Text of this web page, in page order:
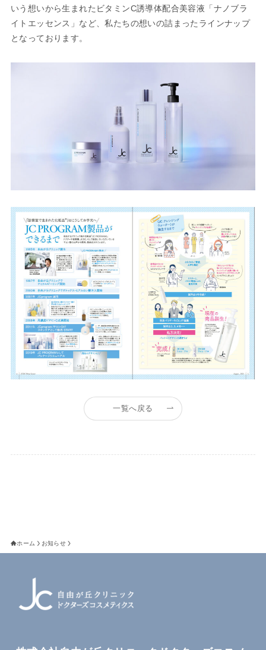
いう想いから生まれたビタミンC誘導体配合美容液「ナノブラ
イトエッセンス」など、私たちの想いの詰まったラインナップ
となっております。
一覧へ戻る
ホーム お知らせ